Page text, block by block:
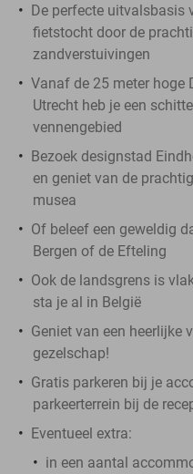
De perfecte uitvalsbasis
fietstocht door de
zandverstuivingen
Vanaf de 25 meter hoge
Utrecht heb je een
vennengebied
Bezoek designstad
en geniet van de
musea
Of beleef een geweldig
Bergen of de Efteling
Ook de landsgrens is
sta je al in België
Geniet van een heerlijke
gezelschap!
Gratis parkeren bij je
parkeerterrein bij de
Eventueel extra:
in een aantal